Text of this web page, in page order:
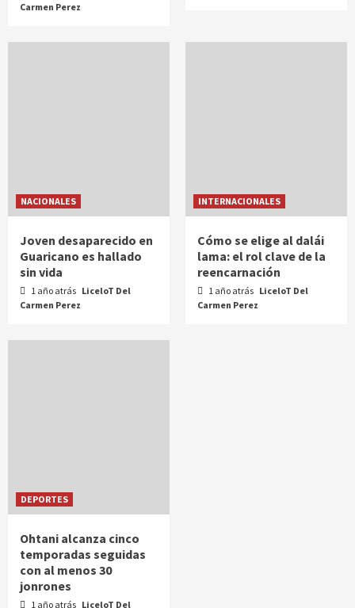
Carmen Perez
NACIONALES
Joven desaparecido en
Guaricano es hallado
sin vida
1 año atrás LiceloT Del
Carmen Perez
INTERNACIONALES
Cómo se elige al dalái
lama: el rol clave de la
reencarnación
1 año atrás LiceloT Del
Carmen Perez
DEPORTES
Ohtani alcanza cinco
temporadas seguidas
con al menos 30
jonrones
1 año atrás LiceloT Del